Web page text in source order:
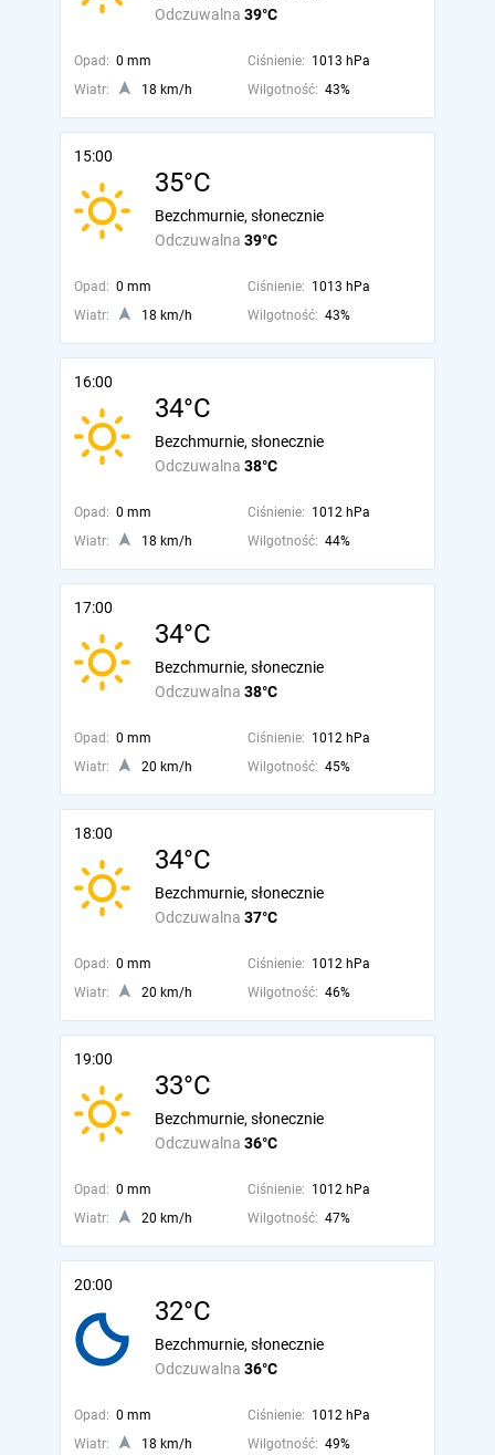
Odczuwalna 39°C
Opad: 0 mm Ciśnienie: 1013 hPa
Wiatr:
18 km/h Wilgotność: 43%
15:00
35°C
Odczuwalna 39°C
Bezchmurnie, słonecznie
Opad: 0 mm Ciśnienie: 1013 hPa
Wiatr:
18 km/h Wilgotność: 43%
16:00
34°C
Odczuwalna 38°C
Bezchmurnie, słonecznie
Opad: 0 mm Ciśnienie: 1012 hPa
Wiatr:
18 km/h Wilgotność: 44%
17:00
34°C
Odczuwalna 38°C
Bezchmurnie, słonecznie
Opad: 0 mm Ciśnienie: 1012 hPa
Wiatr:
20 km/h Wilgotność: 45%
18:00
34°C
Odczuwalna 37°C
Bezchmurnie, słonecznie
Opad: 0 mm Ciśnienie: 1012 hPa
Wiatr:
20 km/h Wilgotność: 46%
19:00
33°C
Odczuwalna 36°C
Bezchmurnie, słonecznie
Opad: 0 mm Ciśnienie: 1012 hPa
Wiatr:
20 km/h Wilgotność: 47%
20:00
32°C
Odczuwalna 36°C
Bezchmurnie, słonecznie
Opad: 0 mm Ciśnienie: 1012 hPa
Wiatr:
18 km/h Wilgotność: 49%